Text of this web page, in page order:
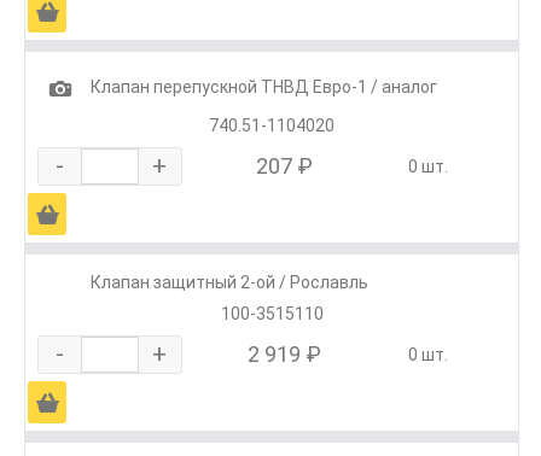
Ä
1
Клапан перепускной ТНВД Евро-1 / аналог
740.51-1104020
- + 207 ₽ 0 шт.
Ä
Клапан защитный 2-ой / Рославль
100-3515110
- + 2 919 ₽ 0 шт.
Ä